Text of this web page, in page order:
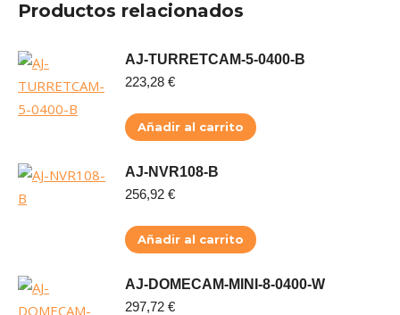
Productos relacionados
AJ-TURRETCAM-5-0400-B
223,28 €
Añadir al carrito
AJ-NVR108-B
256,92 €
Añadir al carrito
AJ-DOMECAM-MINI-8-0400-W
297,72 €